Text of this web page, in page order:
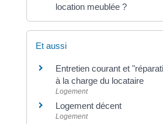
location meublée ?
Et aussi
Entretien courant et
à la charge du locataire
Logement
Logement décent
Logement